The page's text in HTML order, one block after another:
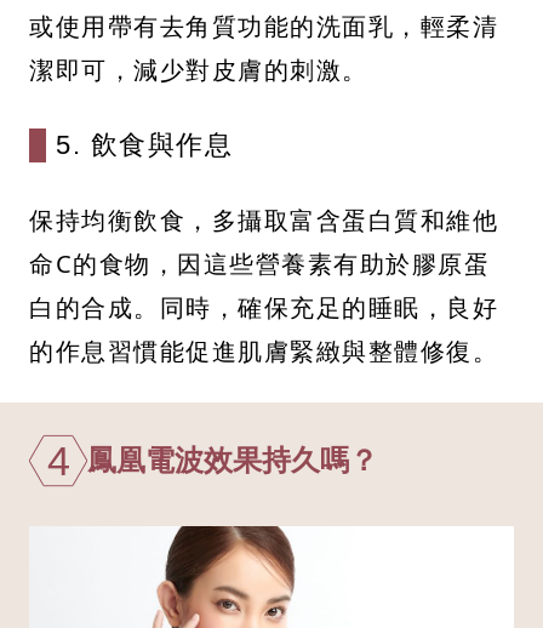
或使用帶有去角質功能的洗面乳，輕柔清
潔即可，減少對皮膚的刺激。
5. 飲食與作息
保持均衡飲食，多攝取富含蛋白質和維他
命C的食物，因這些營養素有助於膠原蛋
白的合成。同時，確保充足的睡眠，良好
的作息習慣能促進肌膚緊緻與整體修復。
4 鳳凰電波效果持久嗎？